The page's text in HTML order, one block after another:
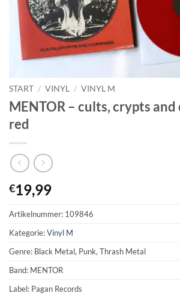
START / VINYL / VINYL M
MENTOR – cults, crypts and
red
€19,99
Artikelnummer: 109846
Kategorie:Vinyl M
Genre: Black Metal, Punk, Thrash Metal
Band: MENTOR
Label: Pagan Records